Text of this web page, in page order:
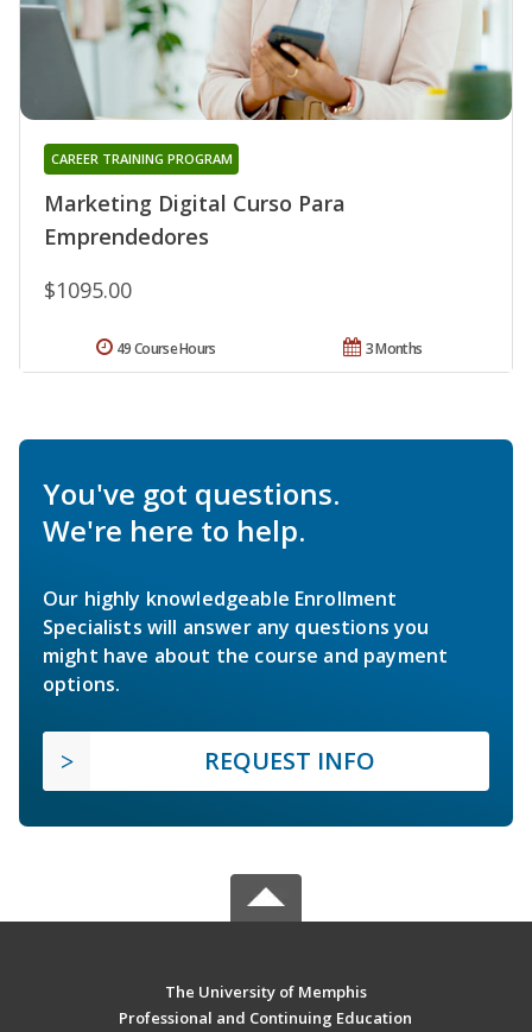
Marketing Digital Curso Para
Emprendedores
CAREER TRAINING PROGRAM
$1095.00
3 Months
49 Course Hours
You've got questions.
We're here to help.
Our highly knowledgeable Enrollment
Specialists will answer any questions you
might have about the course and payment
options.
REQUEST INFO
The University of Memphis
Professional and Continuing Education